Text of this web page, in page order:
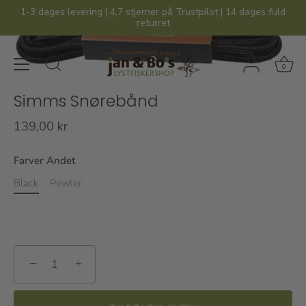
indhold
1-3 dages levering | 4,7 stjerner på Trustpilot | 14 dages fuld
returret
0
Simms Snørebånd
139,00 kr
Farver Andet
Black
Pewter
− +